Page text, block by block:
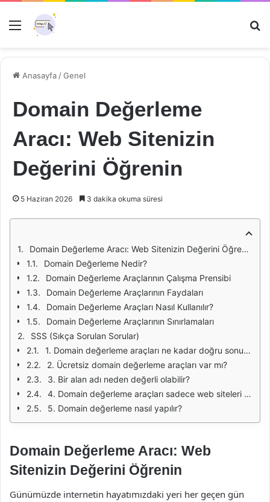
Menü
Anasayfa /Genel
Domain Değerleme
Aracı: Web Sitenizin
Değerini Öğrenin
5 Haziran 2026 3 dakika okuma süresi
Domain Değerleme Aracı: Web Sitenizin Değerini Öğrenin
Domain Değerleme Nedir?
Domain Değerleme Araçlarının Çalışma Prensibi
Domain Değerleme Araçlarının Faydaları
Domain Değerleme Araçları Nasıl Kullanılır?
Domain Değerleme Araçlarının Sınırlamaları
SSS (Sıkça Sorulan Sorular)
1. Domain değerleme araçları ne kadar doğru sonuç verir?
2. Ücretsiz domain değerleme araçları var mı?
3. Bir alan adı neden değerli olabilir?
4. Domain değerleme araçları sadece web siteleri için mi kullanılır?
5. Domain değerleme nasıl yapılır?
Domain Değerleme Aracı: Web
Sitenizin Değerini Öğrenin
Günümüzde internetin hayatımızdaki yeri her geçen gün